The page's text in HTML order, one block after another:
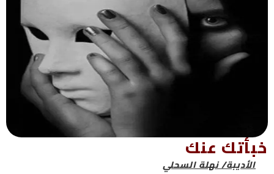
خبأتك عنك
الأديبة/ نهلة السحلي